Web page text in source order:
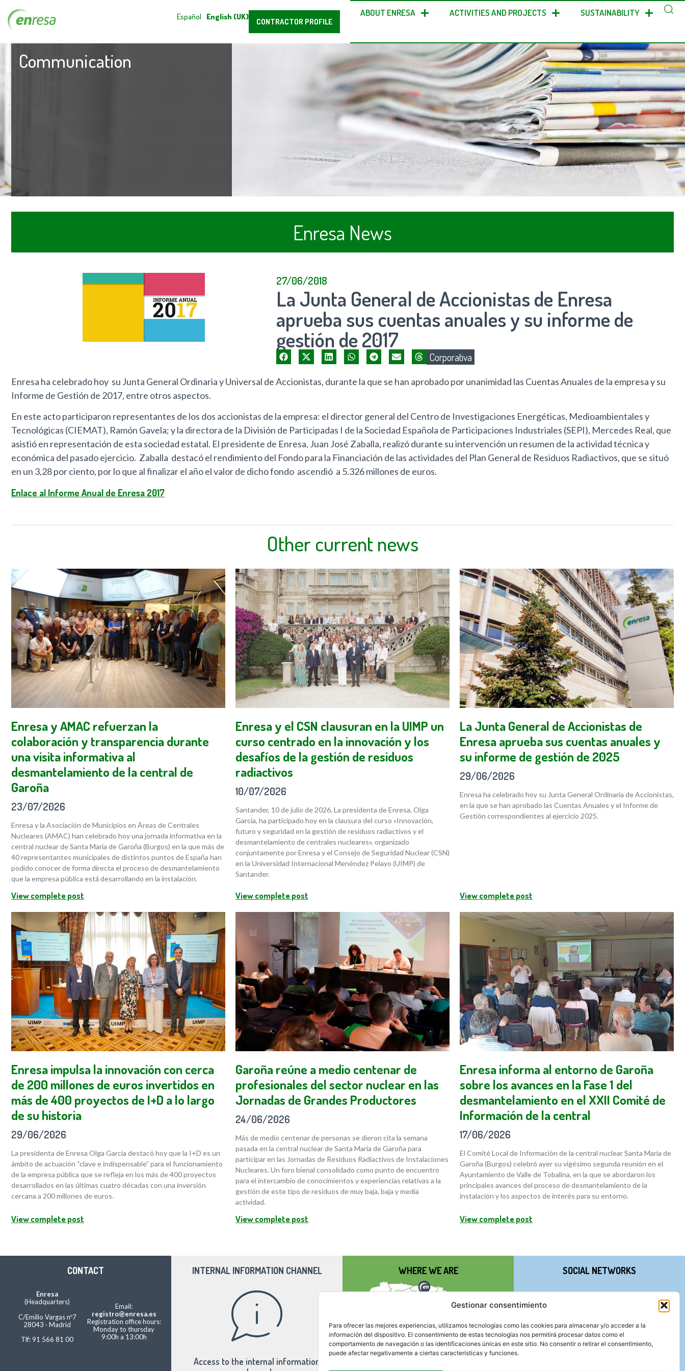
Gestionar consentimiento
Para ofrecer las mejores experiencias, utilizamos tecnologías como las cookies para almacenar y/o acceder a la
información del dispositivo. El consentimiento de estas tecnologías nos permitirá procesar datos como el
comportamiento de navegación o las identificaciones únicas en este sitio. No consentir o retirar el consentimiento,
puede afectar negativamente a ciertas características y funciones.
CONTRACTOR PROFILE
Español English (UK) ABOUT ENRESA ACTIVITIES AND PROJECTS SUSTAINABILITY
Communication
Enresa News
27/06/2018
La Junta General de Accionistas de Enresa
aprueba sus cuentas anuales y su informe de
gestión de 2017
Corporativa
Enresa ha celebrado hoy su Junta General Ordinaria y Universal de Accionistas, durante la que se han aprobado por unanimidad las Cuentas Anuales de la empresa y su
Informe de Gestión de 2017, entre otros aspectos.
En este acto participaron representantes de los dos accionistas de la empresa: el director general del Centro de Investigaciones Energéticas, Medioambientales y
Tecnológicas (CIEMAT), Ramón Gavela; y la directora de la División de Participadas I de la Sociedad Española de Participaciones Industriales (SEPI), Mercedes Real, que
asistió en representación de esta sociedad estatal. El presidente de Enresa, Juan José Zaballa, realizó durante su intervención un resumen de la actividad técnica y
económica del pasado ejercicio. Zaballa destacó el rendimiento del Fondo para la Financiación de las actividades del Plan General de Residuos Radiactivos, que se situó
en un 3,28 por ciento, por lo que al finalizar el año el valor de dicho fondo ascendió a 5.326 millones de euros.
Enlace al Informe Anual de Enresa 2017
Other current news
Enresa y AMAC refuerzan la
colaboración y transparencia durante
una visita informativa al
desmantelamiento de la central de
Garoña
23/07/2026
Enresa y la Asociación de Municipios en Áreas de Centrales
Nucleares (AMAC) han celebrado hoy una jornada informativa en la
central nuclear de Santa María de Garoña (Burgos) en la que más de
40 representantes municipales de distintos puntos de España han
podido conocer de forma directa el proceso de desmantelamiento
que la empresa pública está desarrollando en la instalación.
View complete post
Enresa y el CSN clausuran en la UIMP un
curso centrado en la innovación y los
desafíos de la gestión de residuos
radiactivos
10/07/2026
Santander, 10 de julio de 2026. La presidenta de Enresa, Olga
García, ha participado hoy en la clausura del curso «Innovación,
futuro y seguridad en la gestión de residuos radiactivos y el
desmantelamiento de centrales nucleares», organizado
conjuntamente por Enresa y el Consejo de Seguridad Nuclear (CSN)
en la Universidad Internacional Menéndez Pelayo (UIMP) de
Santander.
View complete post
La Junta General de Accionistas de
Enresa aprueba sus cuentas anuales y
su informe de gestión de 2025
29/06/2026
Enresa ha celebrado hoy su Junta General Ordinaria de Accionistas,
en la que se han aprobado las Cuentas Anuales y el Informe de
Gestión correspondientes al ejercicio 2025.
View complete post
Enresa impulsa la innovación con cerca
de 200 millones de euros invertidos en
más de 400 proyectos de I+D a lo largo
de su historia
29/06/2026
La presidenta de Enresa Olga García destacó hoy que la I+D es un
ámbito de actuación “clave e indispensable” para el funcionamiento
de la empresa pública que se refleja en los más de 400 proyectos
desarrollados en las últimas cuatro décadas con una inversión
cercana a 200 millones de euros.
View complete post
Garoña reúne a medio centenar de
profesionales del sector nuclear en las
Jornadas de Grandes Productores
24/06/2026
Más de medio centenar de personas se dieron cita la semana
pasada en la central nuclear de Santa María de Garoña para
participar en las Jornadas de Residuos Radiactivos de Instalaciones
Nucleares. Un foro bienal consolidado como punto de encuentro
para el intercambio de conocimientos y experiencias relativas a la
gestión de este tipo de residuos de muy baja, baja y media
actividad.
View complete post
Enresa informa al entorno de Garoña
sobre los avances en la Fase 1 del
desmantelamiento en el XXII Comité de
Información de la central
17/06/2026
El Comité Local de Información de la central nuclear Santa María de
Garoña (Burgos) celebró ayer su vigésimo segunda reunión en el
Ayuntamiento de Valle de Tobalina, en la que se abordaron los
principales avances del proceso de desmantelamiento de la
instalación y los aspectos de interés para su entorno.
View complete post
CONTACT
Enresa
(Headquarters)
C/Emilio Vargas nº7
28043 · Madrid
Tlf: 91 566 81 00
Email:
registro@enresa.es
Registration office hours:
Monday to thursday
9:00h a 13:00h
INTERNAL INFORMATION CHANNEL
Access to the internal information
WHERE WE ARE SOCIAL NETWORKS